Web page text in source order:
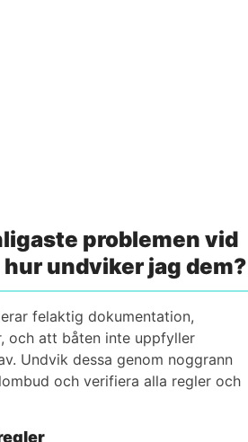
problemen vid
undviker jag dem?
felaktig dokumentation,
och att båten inte uppfyller
Undvik dessa genom noggrann
och verifiera alla regler och